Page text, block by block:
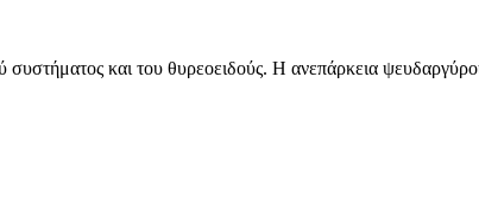
συστήματος και του θυρεοειδούς. Η ανεπάρκεια